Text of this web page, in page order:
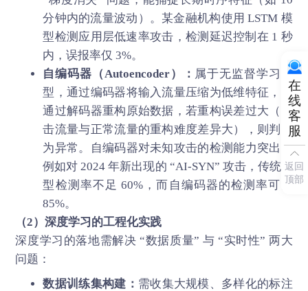
分钟内的流量波动）。某金融机构使用 LSTM 模
型检测应用层低速率攻击，检测延迟控制在 1 秒
内，误报率仅 3%。
自编码器（Autoencoder）： 属于无监督学习模
型，通过编码器将输入流量压缩为低维特征，再
通过解码器重构原始数据，若重构误差过大（攻
击流量与正常流量的重构难度差异大），则判定
为异常。自编码器对未知攻击的检测能力突出，
例如对 2024 年新出现的 “AI-SYN” 攻击，传统模
型检测率不足 60%，而自编码器的检测率可达
85%。
（2）深度学习的工程化实践
深度学习的落地需解决 “数据质量” 与 “实时性” 两大
问题：
数据训练集构建： 需收集大规模、多样化的标注
在
线
客
服
返回
顶部